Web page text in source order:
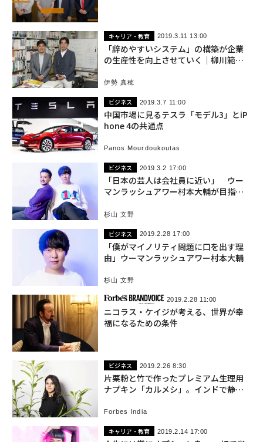
キャリア・教育 2019.3.11 13:00
「辞めやすいシステム」の構築が企業
の生産性を向上させていく｜柳川範之 x
伊勢 真穂
ビジネス 2019.3.7 11:00
中国市場に見るテスラ「モデル3」とiP
hone 4の共通点
Panos Mourdoukoutas
ビジネス 2019.3.2 17:00
「日本の芸人は会社員に近い」 ウー
マンラッシュアワー村本大輔が目指す
杉山 文野
ビジネス 2019.2.28 17:00
「僕がマイノリティ問題に口を出す理
由」ウーマンラッシュアワー村本大輔
杉山 文野
2019.2.28 11:00
ニコラス・ケイジが考える、世界が幸
福になるための条件
ビジネス 2019.2.26 8:30
片栗粉と竹で作ったプレミアム生理用
ナプキン「カルメシ」。インドで静か
Forbes India
キャリア・教育 2019.2.14 17:00